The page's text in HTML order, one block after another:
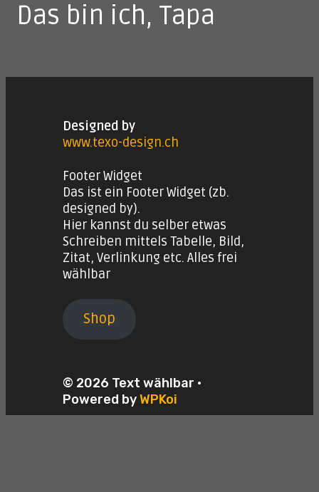
Das bin ich, Tapa
Designed by
www.texo-design.ch
Footer Widget
Das ist ein Footer Widget (zb.
designed by).
Hier kannst du selber etwas
Schreiben mittels Tabelle, Bild,
Zitat, Verlinkung etc. Alles frei
wählbar
Shop
© 2026 Text wählbar •
Powered byWPKoi